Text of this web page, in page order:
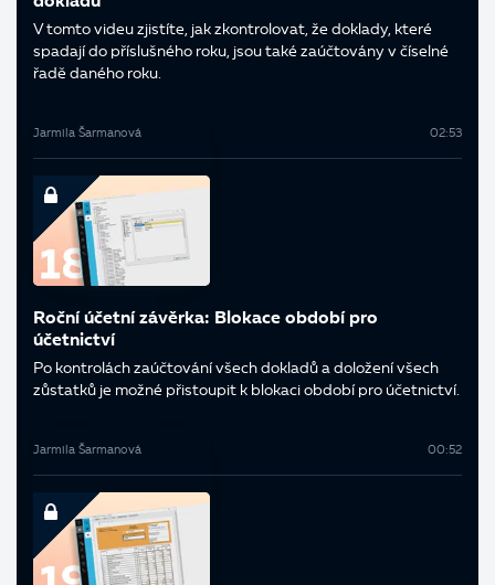
V tomto videu zjistíte, jak zkontrolovat, že doklady, které
spadají do příslušného roku, jsou také zaúčtovány v číselné
řadě daného roku.
Jarmila Šarmanová 02:53
Roční účetní závěrka: Blokace období pro
účetnictví
Po kontrolách zaúčtování všech dokladů a doložení všech
zůstatků je možné přistoupit k blokaci období pro účetnictví.
Jarmila Šarmanová 00:52